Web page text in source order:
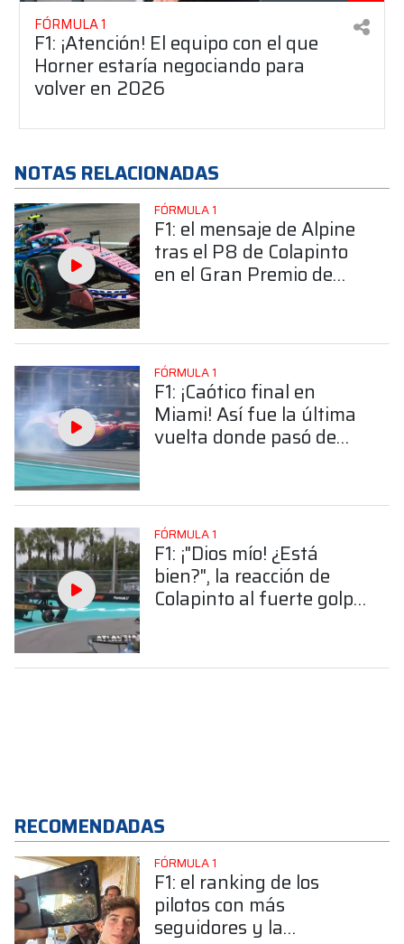
FÓRMULA 1
F1: ¡Atención! El equipo con el que
Horner estaría negociando para
volver en 2026
NOTAS RELACIONADAS
FÓRMULA 1
F1: el mensaje de Alpine
tras el P8 de Colapinto
en el Gran Premio de
FÓRMULA 1
F1: ¡Caótico final en
Miami! Así fue la última
vuelta donde pasó de
FÓRMULA 1
F1: ¡"Dios mío! ¿Está
bien?", la reacción de
Colapinto al fuerte golpe
RECOMENDADAS
FÓRMULA 1
F1: el ranking de los
pilotos con más
seguidores y la